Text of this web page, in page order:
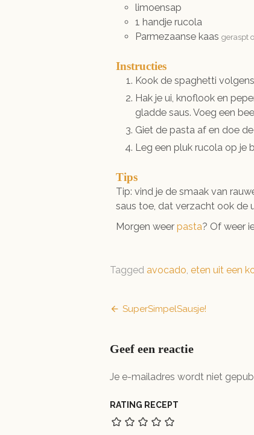
limoensap
1 handje rucola
Parmezaanse kaas geraspt
Instructies
Kook de spaghetti
Hak je ui, knoflook en
gladde saus. Voeg een
Giet de pasta af en doe
Leg een pluk rucola op je
Tips
Tip: vind je de smaak van
saus toe, dat verzacht ook de
Morgen weer pasta? Of weer
Tagged avocado eten uit een
Bericht
SuperSimpelSausje!
Geef een reactie
Je e-mailadres wordt niet
RATING RECEPT